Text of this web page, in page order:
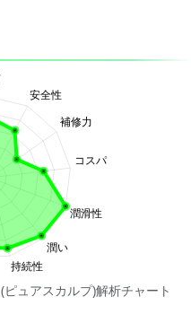
ュアスカルプ)解析チャート